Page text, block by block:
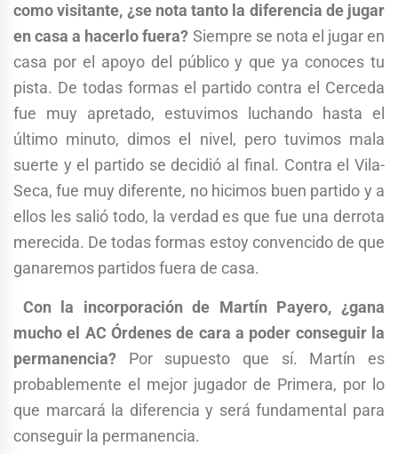
como visitante, ¿se nota tanto la diferencia de jugar
en casa a hacerlo fuera? Siempre se nota el jugar en
casa por el apoyo del público y que ya conoces tu
pista. De todas formas el partido contra el Cerceda
fue muy apretado, estuvimos luchando hasta el
último minuto, dimos el nivel, pero tuvimos mala
suerte y el partido se decidió al final. Contra el Vila-
Seca, fue muy diferente, no hicimos buen partido y a
ellos les salió todo, la verdad es que fue una derrota
merecida. De todas formas estoy convencido de que
ganaremos partidos fuera de casa.
Con la incorporación de Martín Payero, ¿gana
mucho el AC Órdenes de cara a poder conseguir la
permanencia? Por supuesto que sí. Martín es
probablemente el mejor jugador de Primera, por lo
que marcará la diferencia y será fundamental para
conseguir la permanencia.